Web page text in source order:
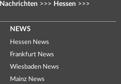
Nachrichten >>> Hessen >>>
NEWS
Hessen News
Frankfurt News
Wiesbaden News
Mainz News